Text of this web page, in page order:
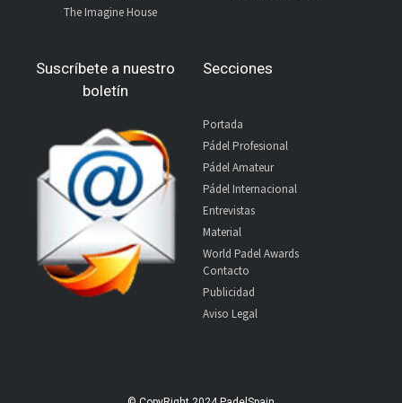
The Imagine House
Suscríbete a nuestro
boletín
Secciones
Portada
Pádel Profesional
Pádel Amateur
Pádel Internacional
Entrevistas
Material
World Padel Awards
Contacto
Publicidad
Aviso Legal